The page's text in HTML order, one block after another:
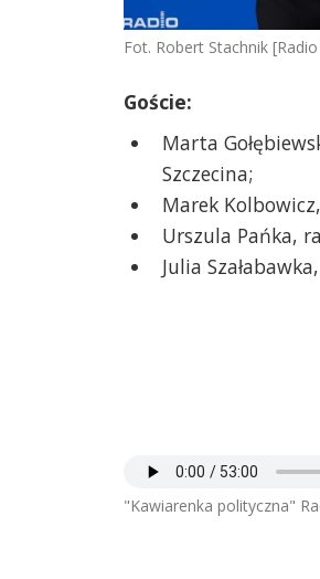
Fot. Robert Stachnik
Goście:
Marta
Szczecina;
Marek
Urszula Pańka,
Julia
"Kawiarenka polityczna"